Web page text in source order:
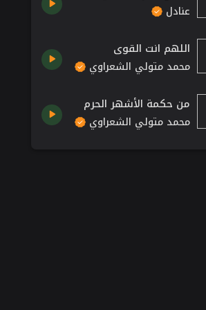
عنادل
اللهم انت القوي
محمد متولي الشعراوي
من حكمة الأشهر الحرم
محمد متولي الشعراوي